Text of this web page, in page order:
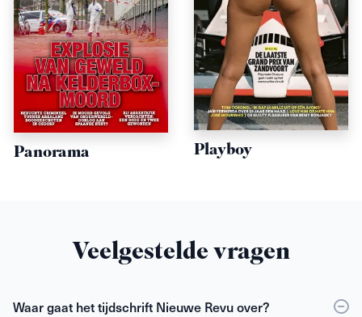
Panorama Playboy
Veelgestelde vragen
Waar gaat het tijdschrift Nieuwe Revu over?